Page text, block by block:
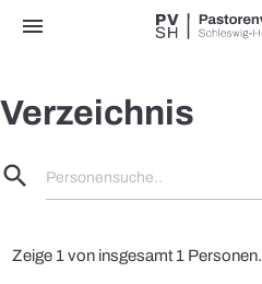
menu
Verzeichnis
search Personensuche..
Zeige 1 von insgesamt 1 Personen.